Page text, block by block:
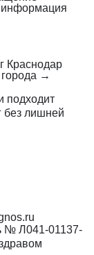
Краснодар
города →
подходит
без лишней
№ Л041-01137-